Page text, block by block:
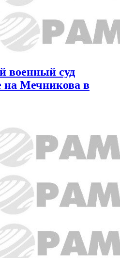
суд
на Мечникова в